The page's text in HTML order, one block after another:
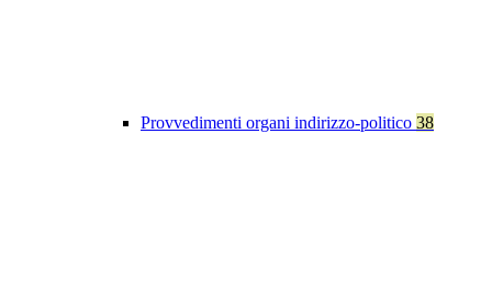
Provvedimenti organi indirizzo-politico 38